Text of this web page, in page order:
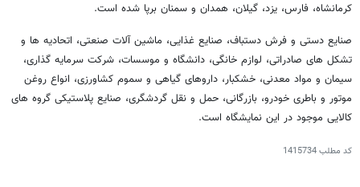
کرمانشاه، فارس، یزد، گیلان، همدان و سمنان برپا شده است.
صنایع دستی و فرش دستباف، صنایع غذایی، ماشین آلات صنعتی، اتحادیه ها و
تشکل های صادراتی، لوازم خانگی، دانشگاه و موسسات، شرکت سرمایه گذاری،
سیمان و مواد معدنی، خشکبار، داروهای گیاهی و سموم کشاورزی، انواع روغن
موتور و باطری خودرو، بازرگانی، حمل و نقل گردشگری، صنایع پلاستیکی گروه های
کالایی موجود در این نمایشگاه است.
کد مطلب1415734